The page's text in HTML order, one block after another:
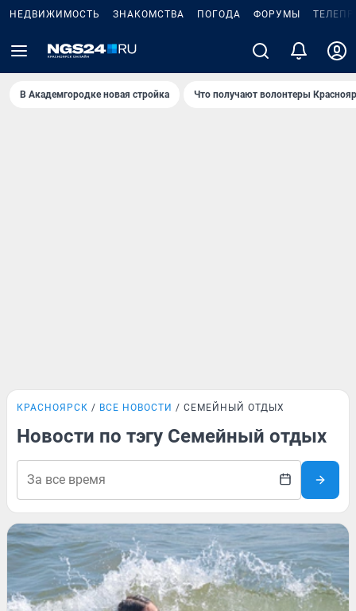
НЕДВИЖИМОСТЬ ЗНАКОМСТВА ПОГОДА ФОРУМЫ
В Академгородке новая стройка Что получают волонтеры
КРАСНОЯРСК ВСЕ НОВОСТИ СЕМЕЙНЫЙ ОТДЫХ
Новости по тэгу Семейный отдых